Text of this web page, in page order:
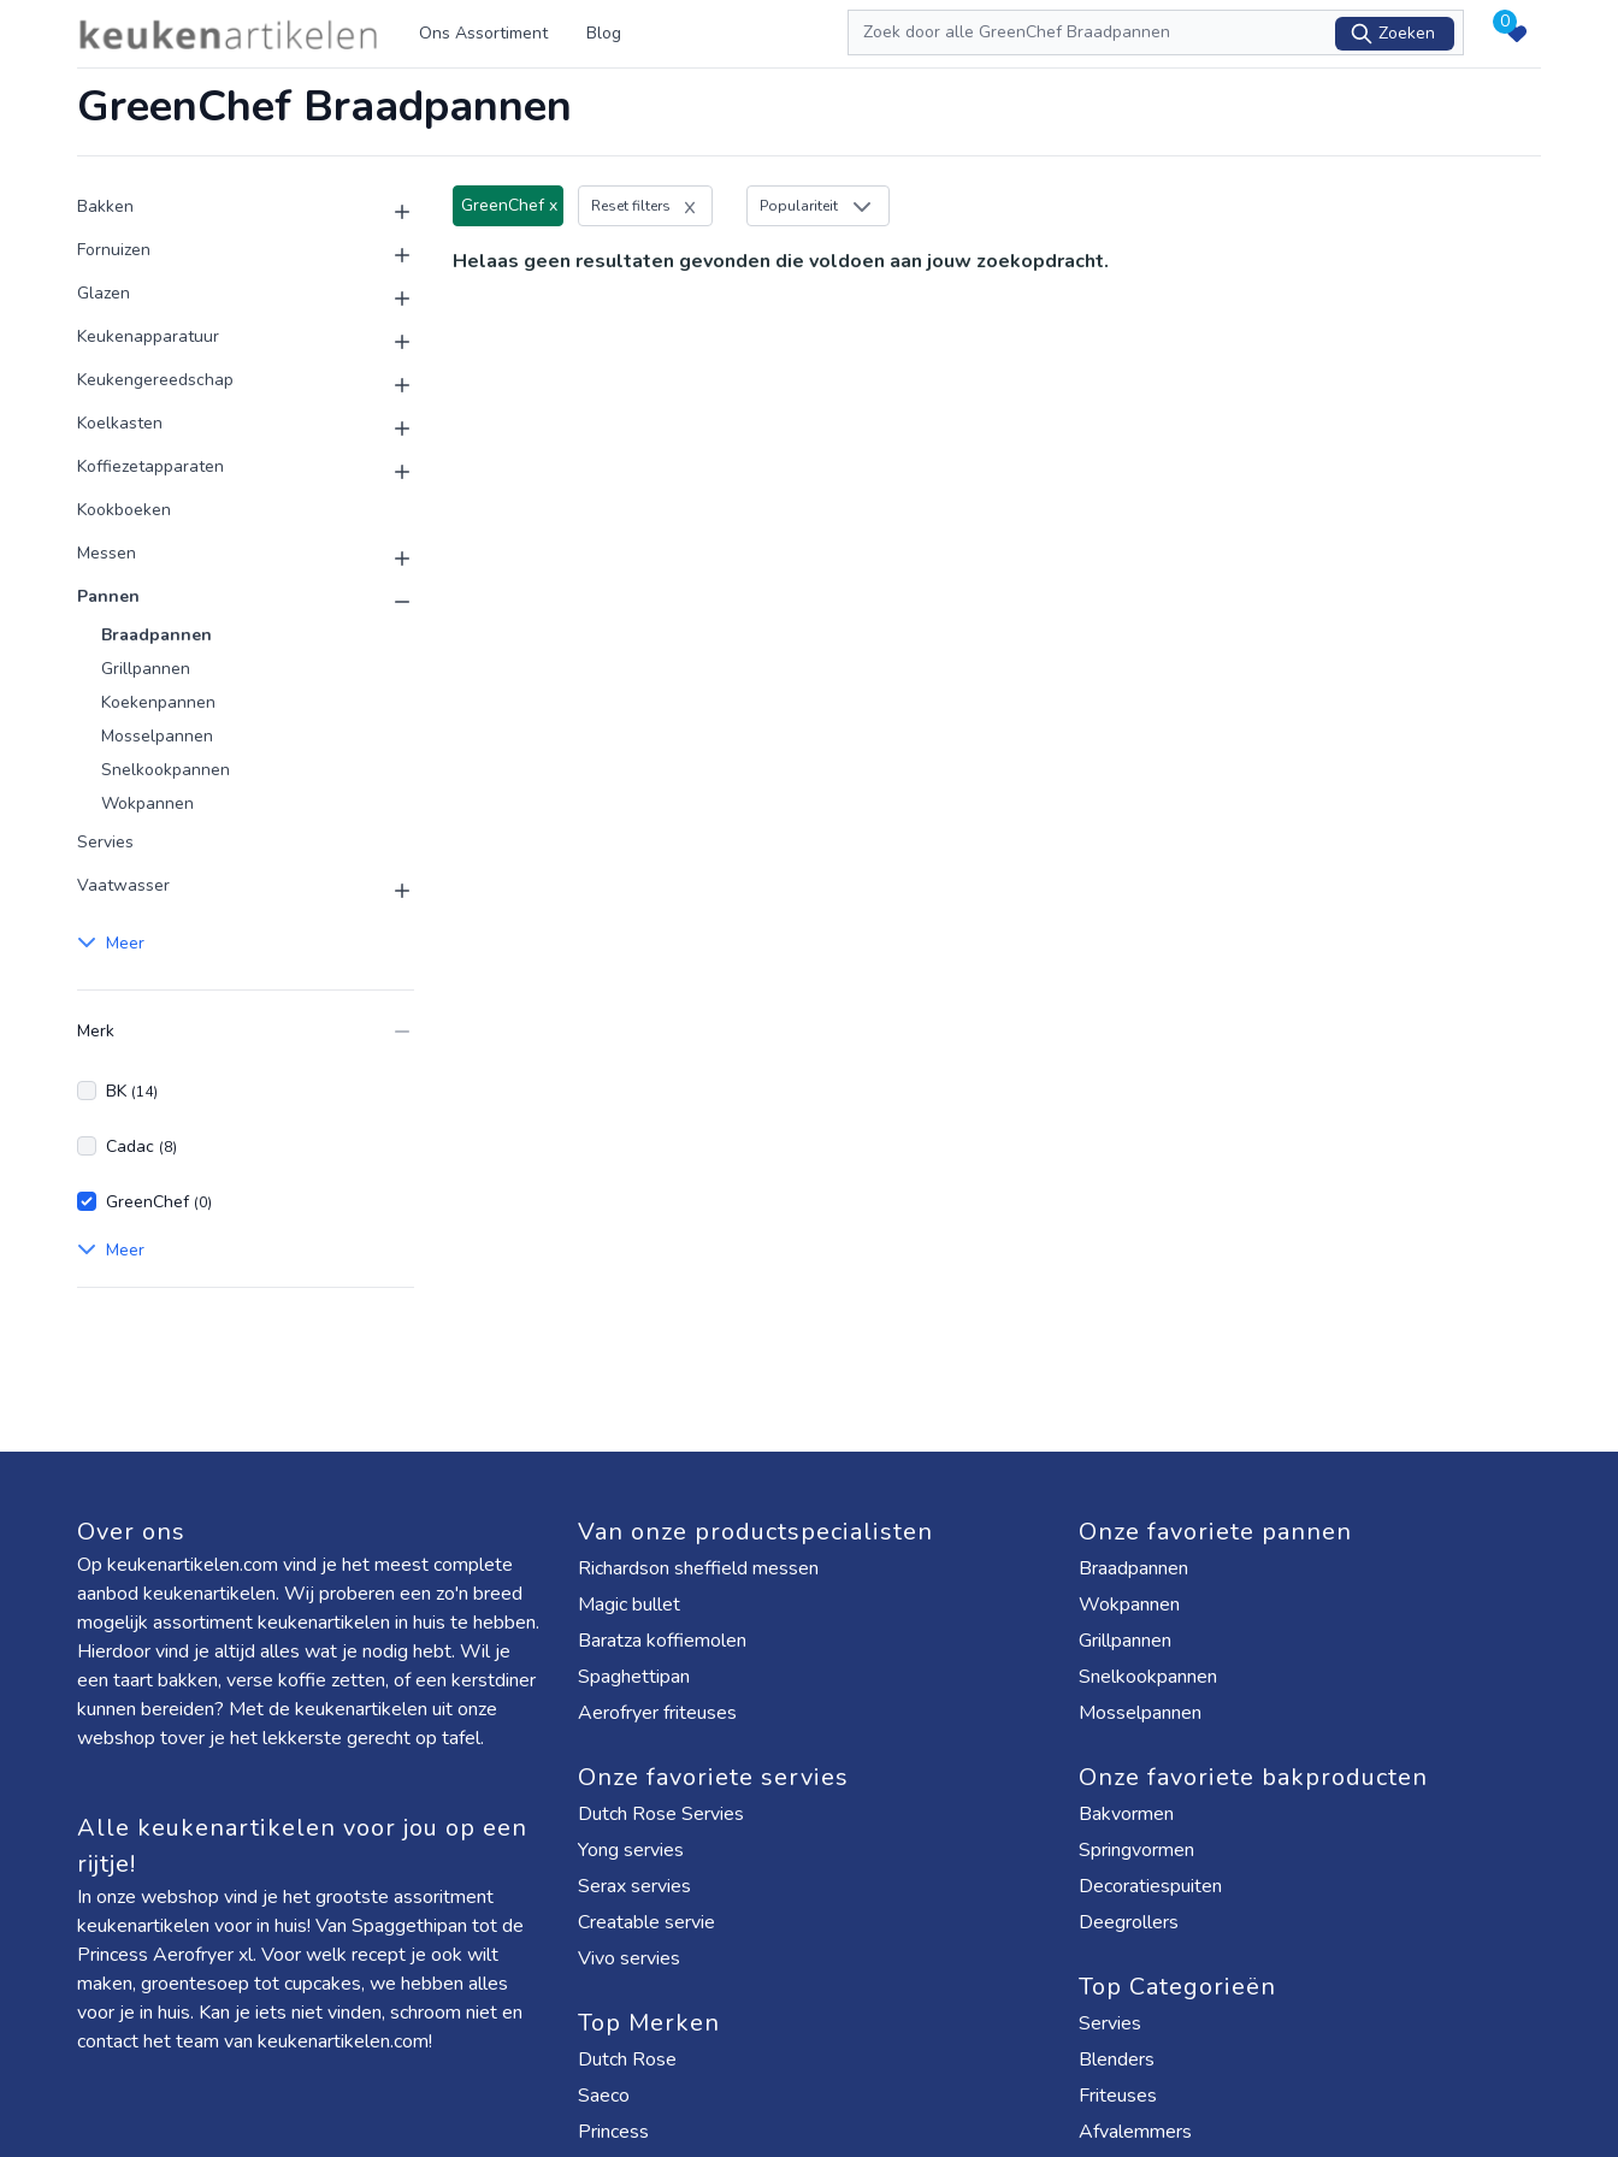
Logo keukenartikelen.com Ons Assortiment Blog
Zoeken
Zoeken
0
GreenChef Braadpannen
Producten
Product categorieën
Bakken
Fornuizen
Glazen
Keukenapparatuur
Keukengereedschap
Koelkasten
Koffiezetapparaten
Kookboeken
Messen
Pannen
Braadpannen
Grillpannen
Koekenpannen
Mosselpannen
Snelkookpannen
Wokpannen
Servies
Vaatwasser
Meer
Merk
BK (14)
Cadac (8)
GreenChef (0)
Meer
GreenChef x Reset filters Populariteit
Helaas geen resultaten gevonden die voldoen aan jouw zoekopdracht.
Over ons
Op keukenartikelen.com vind je het meest complete
aanbod keukenartikelen. Wij proberen een zo'n breed
mogelijk assortiment keukenartikelen in huis te hebben.
Hierdoor vind je altijd alles wat je nodig hebt. Wil je
een taart bakken, verse koffie zetten, of een kerstdiner
kunnen bereiden? Met de keukenartikelen uit onze
webshop tover je het lekkerste gerecht op tafel.
Alle keukenartikelen voor jou op een
rijtje!
In onze webshop vind je het grootste assoritment
keukenartikelen voor in huis! Van Spaggethipan tot de
Princess Aerofryer xl. Voor welk recept je ook wilt
maken, groentesoep tot cupcakes, we hebben alles
voor je in huis. Kan je iets niet vinden, schroom niet en
contact het team van keukenartikelen.com!
Van onze productspecialisten
Richardson sheffield messen
Magic bullet
Baratza koffiemolen
Spaghettipan
Aerofryer friteuses
Onze favoriete servies
Dutch Rose Servies
Yong servies
Serax servies
Creatable servie
Vivo servies
Top Merken
Dutch Rose
Saeco
Princess
Onze favoriete pannen
Braadpannen
Wokpannen
Grillpannen
Snelkookpannen
Mosselpannen
Onze favoriete bakproducten
Bakvormen
Springvormen
Decoratiespuiten
Deegrollers
Top Categorieën
Servies
Blenders
Friteuses
Afvalemmers